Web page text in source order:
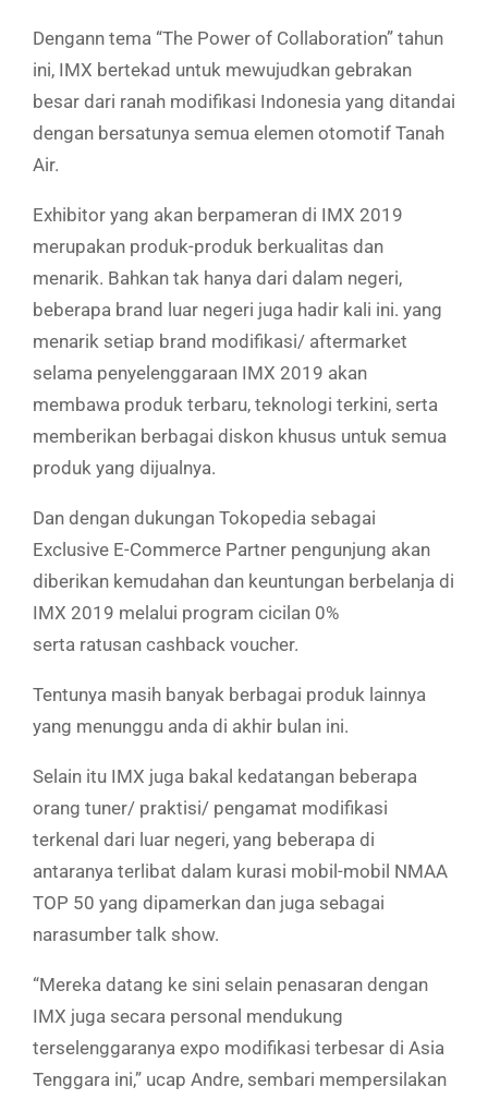
Dengann tema “The Power of Collaboration” tahun
ini, IMX bertekad untuk mewujudkan gebrakan
besar dari ranah modifikasi Indonesia yang ditandai
dengan bersatunya semua elemen otomotif Tanah
Air.
Exhibitor yang akan berpameran di IMX 2019
merupakan produk-produk berkualitas dan
menarik. Bahkan tak hanya dari dalam negeri,
beberapa brand luar negeri juga hadir kali ini. yang
menarik setiap brand modifikasi/ aftermarket
selama penyelenggaraan IMX 2019 akan
membawa produk terbaru, teknologi terkini, serta
memberikan berbagai diskon khusus untuk semua
produk yang dijualnya.
Dan dengan dukungan Tokopedia sebagai
Exclusive E-Commerce Partner pengunjung akan
diberikan kemudahan dan keuntungan berbelanja di
IMX 2019 melalui program cicilan 0%
serta ratusan cashback voucher.
Tentunya masih banyak berbagai produk lainnya
yang menunggu anda di akhir bulan ini.
Selain itu IMX juga bakal kedatangan beberapa
orang tuner/ praktisi/ pengamat modifikasi
terkenal dari luar negeri, yang beberapa di
antaranya terlibat dalam kurasi mobil-mobil NMAA
TOP 50 yang dipamerkan dan juga sebagai
narasumber talk show.
“Mereka datang ke sini selain penasaran dengan
IMX juga secara personal mendukung
terselenggaranya expo modifikasi terbesar di Asia
Tenggara ini,” ucap Andre, sembari mempersilakan